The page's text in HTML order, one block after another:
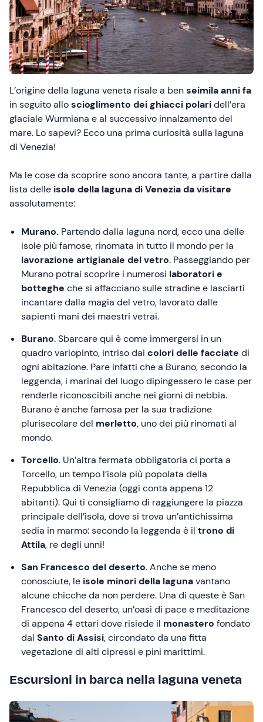
L’origine della laguna veneta risale a benseimila anni fa
in seguito alloscioglimento dei ghiacci polaridell’era
glaciale Wurmiana e al successivo innalzamento del
mare. Lo sapevi? Ecco una prima curiosità sulla laguna
di Venezia!
Ma le cose da scoprire sono ancora tante, a partire dalla
lista delle isole della laguna di Venezia da visitare
assolutamente:
Murano. Partendo dalla laguna nord, ecco una delle
isole più famose, rinomata in tutto il mondo per la
lavorazione artigianale del vetro. Passeggiando per
Murano potrai scoprire i numerosi laboratori e
botteghe che si affacciano sulle stradine e lasciarti
incantare dalla magia del vetro, lavorato dalle
sapienti mani dei maestri vetrai.
Burano. Sbarcare qui è come immergersi in un
quadro variopinto, intriso dai colori delle facciate di
ogni abitazione. Pare infatti che a Burano, secondo la
leggenda, i marinai del luogo dipingessero le case per
renderle riconoscibili anche nei giorni di nebbia.
Burano è anche famosa per la sua tradizione
plurisecolare del merletto, uno dei più rinomati al
mondo.
Torcello. Un’altra fermata obbligatoria ci porta a
Torcello, un tempo l’isola più popolata della
Repubblica di Venezia (oggi conta appena 12
abitanti). Qui ti consigliamo di raggiungere la piazza
principale dell’isola, dove si trova un’antichissima
sedia in marmo: secondo la leggenda è il trono di
Attila, re degli unni!
San Francesco del deserto. Anche se meno
conosciute, le isole minori della lagunavantano
alcune chicche da non perdere. Una di queste è San
Francesco del deserto, un’oasi di pace e meditazione
di appena 4 ettari dove risiede il monastero fondato
dal Santo di Assisi, circondato da una fitta
vegetazione di alti cipressi e pini marittimi.
Escursioni in barca nella laguna veneta